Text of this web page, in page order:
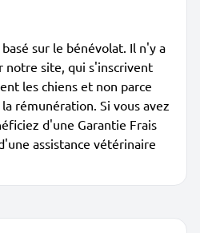
sur le bénévolat. Il n'y a
notre site, qui s'inscrivent
les chiens et non parce
rémunération. Si vous avez
d'une Garantie Frais
assistance vétérinaire